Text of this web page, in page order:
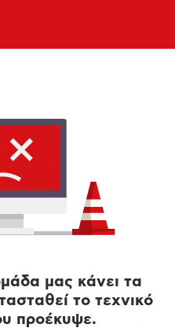
μας κάνει τα
το τεχνικό
προέκυψε.